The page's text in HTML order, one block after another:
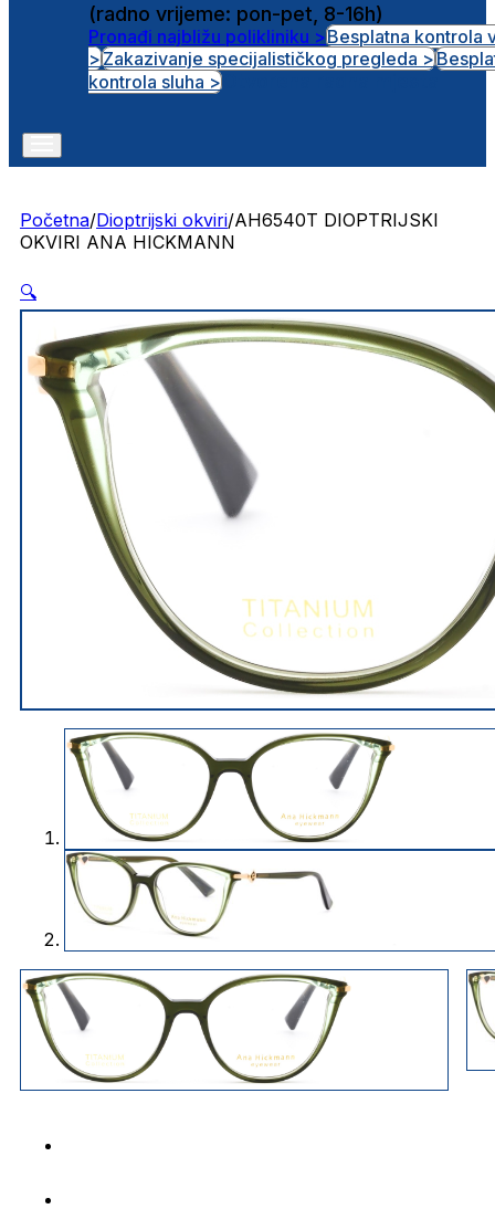
(radno vrijeme: pon-pet, 8-16h)
Pronađi najbližu polikliniku >Besplatna kontrola
>Zakazivanje specijalističkog pregleda >
kontrola sluha >
Početna/Dioptrijski okviri/AH6540T DIOPTRIJSKI
OKVIRI ANA HICKMANN
🔍